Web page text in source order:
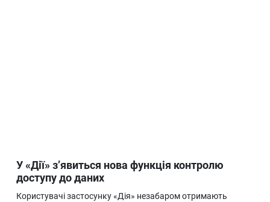
У «Дії» з’явиться нова функція контролю
доступу до даних
Користувачі застосунку «Дія» незабаром отримають